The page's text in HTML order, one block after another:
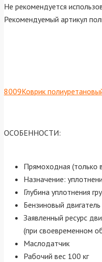
Не рекомендуется
Рекомендуемый артикул
8009Коврик
ОСОБЕННОСТИ:
Прямоходная (только
Назначение:
Глубина уплотнения
Бензиновый
Заявленный ресурс
(при своевременном
Маслодатчик
Рабочий вес 100 кг